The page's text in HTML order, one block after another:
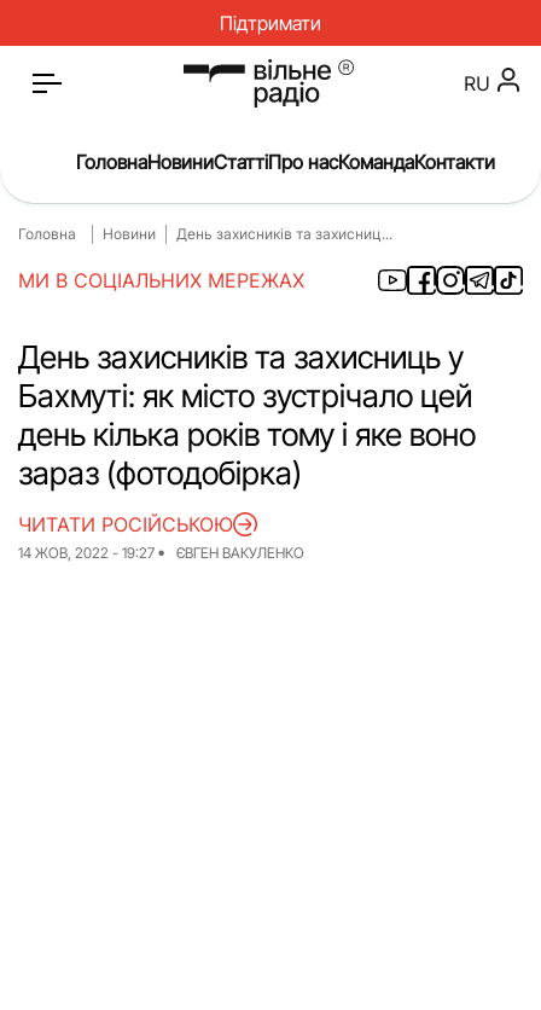
Підтримати
Головна
Окупація
Про нас
Війна
Гроші
Освіта
Інструкції
Медицина
ЖКГ
Історія
RU
ГоловнаНовиниСтаттіПро насКомандаКонтакти
Головна Новини День захисників та захисниц...
МИ В СОЦІАЛЬНИХ МЕРЕЖАХ
День захисників та захисниць у
Бахмуті: як місто зустрічало цей
день кілька років тому і яке воно
зараз (фотодобірка)
14 ЖОВ, 2022 - 19:27 ЄВГЕН ВАКУЛЕНКО
ЧИТАТИ РОСІЙСЬКОЮ